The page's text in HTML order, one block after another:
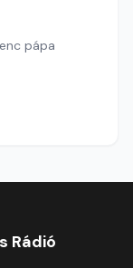
pápa
Rádió